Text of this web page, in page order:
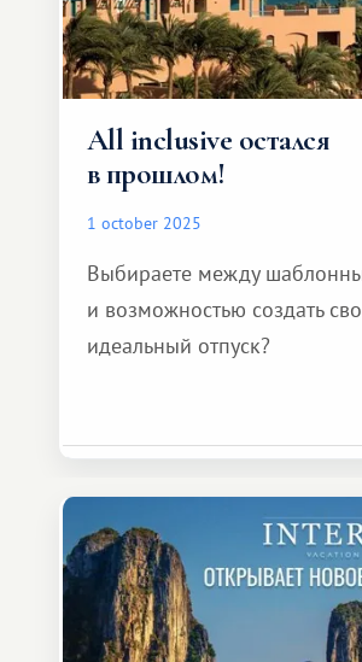
All inclusive остался
в прошлом!
1 october 2025
Выбираете между
и возможностью создать
идеальный отпуск?